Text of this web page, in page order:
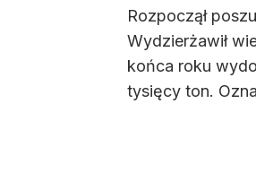
Rozpoczął
Wydzierżawił
końca roku
tysięcy ton.